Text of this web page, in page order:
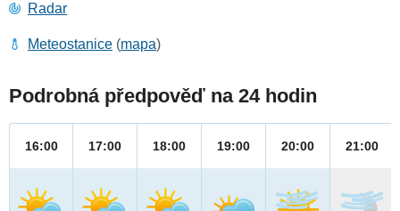
Radar
Meteostanice (mapa)
Podrobná předpověď na 24 hodin
16:00 17:00 18:00 19:00 20:00 21:00